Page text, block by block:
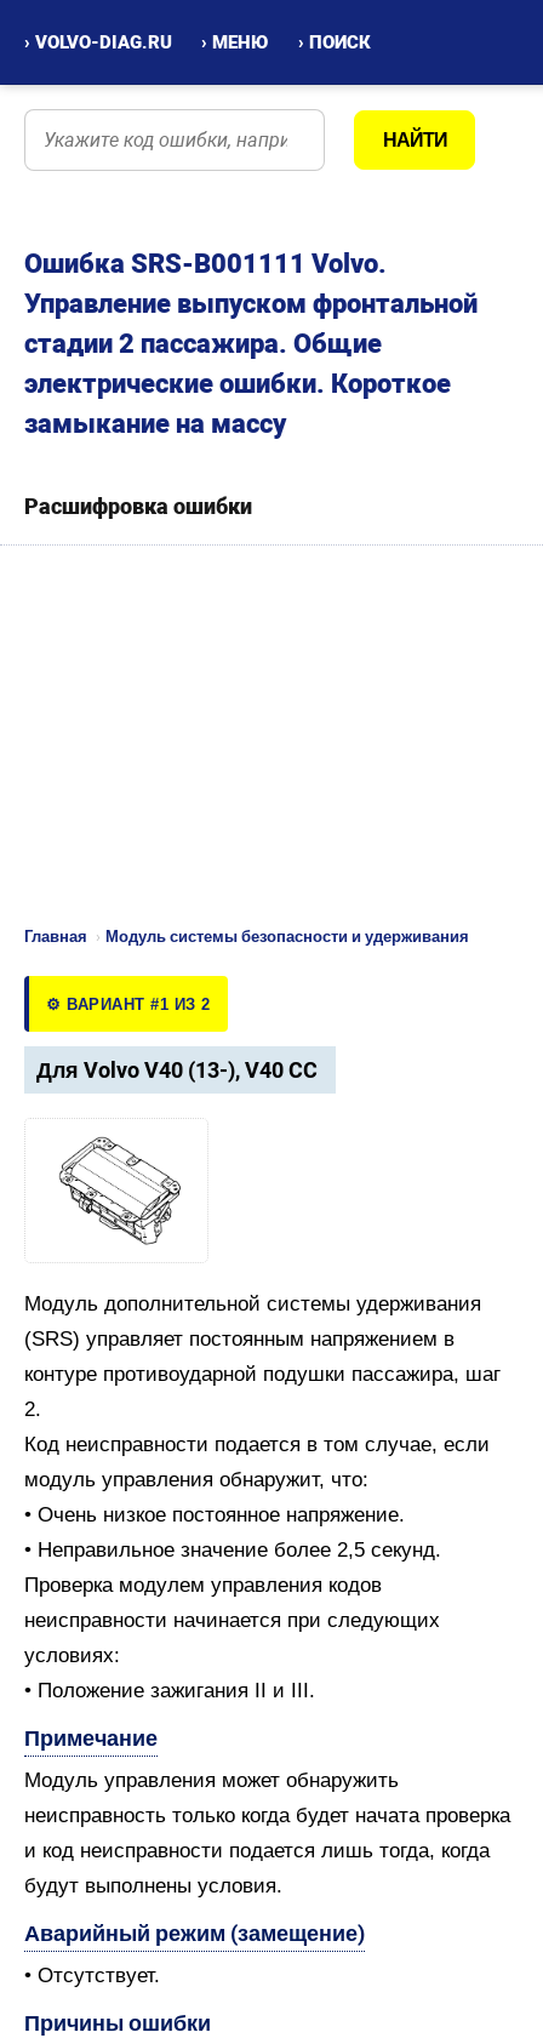
› VOLVO-DIAG.RU › МЕНЮ › ПОИСК
Ошибка SRS-B001111 Volvo.
Управление выпуском фронтальной
стадии 2 пассажира. Общие
электрические ошибки. Короткое
замыкание на массу
Расшифровка ошибки
Главная › Модуль системы безопасности и удерживания
⚙️ ВАРИАНТ #1 ИЗ 2
Для Volvo V40 (13-), V40 CC
Модуль дополнительной системы удерживания
(SRS) управляет постоянным напряжением в
контуре противоударной подушки пассажира, шаг
2.
Код неисправности подается в том случае, если
модуль управления обнаружит, что:
• Очень низкое постоянное напряжение.
• Неправильное значение более 2,5 секунд.
Проверка модулем управления кодов
неисправности начинается при следующих
условиях:
• Положение зажигания II и III.
Примечание
Модуль управления может обнаружить
неисправность только когда будет начата проверка
и код неисправности подается лишь тогда, когда
будут выполнены условия.
Аварийный режим (замещение)
• Отсутствует.
Причины ошибки